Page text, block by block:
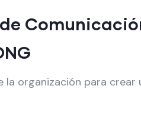
organización para